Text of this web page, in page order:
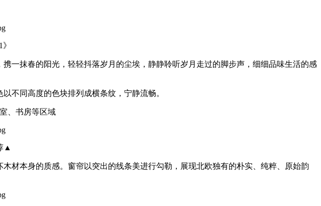
一抹春的阳光，轻轻抖落岁月的尘埃，静静聆听岁月走过的脚步声，细细品味生活的感
不同高度的色块排列成横条纹，宁静流畅。
、书房等区域
▲
材本身的质感。窗帘以突出的线条美进行勾勒，展现北欧独有的朴实、纯粹、原始韵